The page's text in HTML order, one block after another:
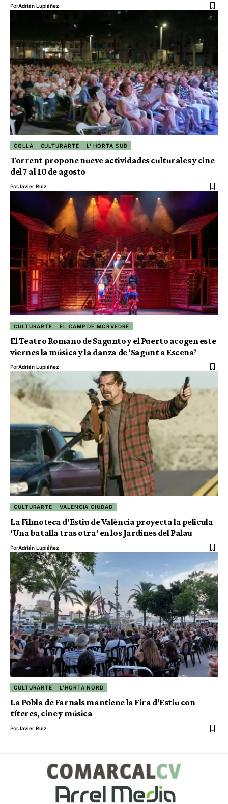
PorAdrián Lupiáñez
COLLA CULTURARTE L' HORTA SUD
Torrent propone nueve actividades culturales y cine
del 7 al 10 de agosto
PorJavier Ruiz
CULTURARTE EL CAMP DE MORVEDRE
El Teatro Romano de Sagunto y el Puerto acogen este
viernes la música y la danza de ‘Sagunt a Escena’
PorAdrián Lupiáñez
CULTURARTE VALENCIA CIUDAD
La Filmoteca d’Estiu de València proyecta la pelicula
‘Una batalla tras otra’ en los Jardines del Palau
PorAdrián Lupiáñez
CULTURARTE L'HORTA NORD
La Pobla de Farnals mantiene la Fira d’Estiu con
títeres, cine y música
PorJavier Ruiz